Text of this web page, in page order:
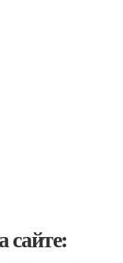
сайте: